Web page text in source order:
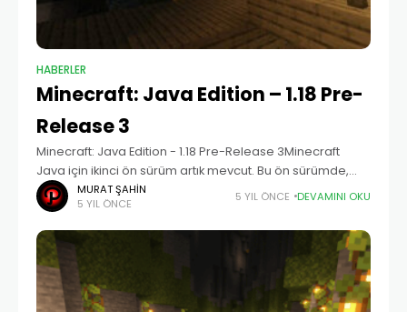
HABERLER
Minecraft: Java Edition – 1.18 Pre-
Release 3
Minecraft: Java Edition - 1.18 Pre-Release 3Minecraft
Java için ikinci ön sürüm artık mevcut. Bu ön sürümde,
oyunla birlikte gelen Java sürümünü yükselttik ve oyun
artık...
MURAT ŞAHIN
5 YIL ÖNCE
5 YIL ÖNCE DEVAMINI OKU